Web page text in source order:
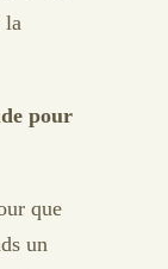
la
pour
que
un